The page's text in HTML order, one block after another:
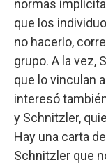
normas
que los
no hacerlo,
grupo. A la vez,
que lo vinculan
interesó
y Schnitzler,
Hay una carta
Schnitzler que